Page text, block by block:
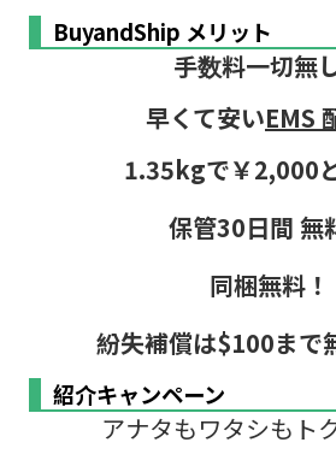
BuyandShip メリット
手数料一切無
早くて安いEMS
1.35kgで￥2,000
保管30日間 無
同梱無料！
紛失補償は$100まで
紹介キャンペーン
アナタもワタシもト